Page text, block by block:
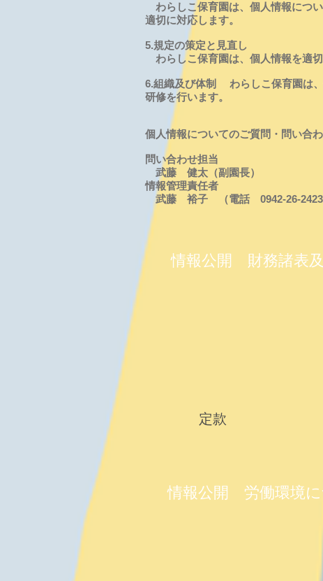
わらしこ保育園は、個人情報につ
適切に対応します。
5.規定の策定と見直し
わらしこ保育園は、個人情報を適
6.組織及び体制 わらしこ保育園は、
研修を行います。
個人情報についてのご質問・問い
問い合わせ担当
武藤 健太（副園長）
情報管理責任者
武藤 裕子 （電話 0942-26-2423
情報公開 財務諸表
定款
情報公開 労働環境に